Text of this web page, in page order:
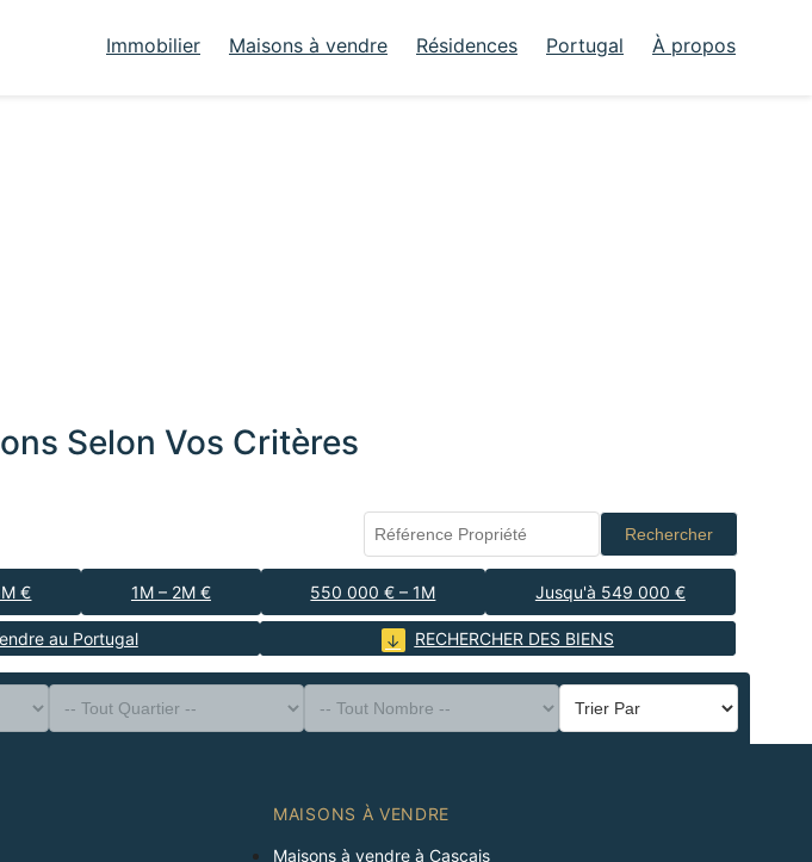
Immobilier Maisons à vendre Résidences Portugal À propos
Selon Vos Critères
Rechercher
€ 1M – 2M € 550 000 € – 1M Jusqu'à 549 000 €
au Portugal RECHERCHER DES BIENS
-- Type de Bien --
District
-- Ville --
-- Tout Quartier --
-- Tout Nombre --
Trier Par
MAISONS À VENDRE
Maisons à vendre à Cascais